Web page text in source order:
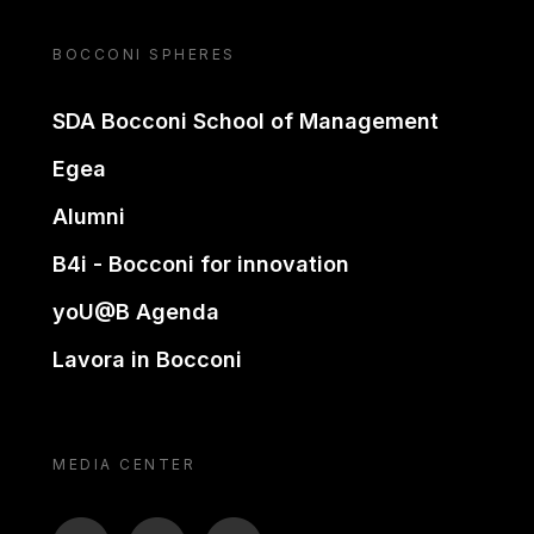
BOCCONI SPHERES
SDA Bocconi School of Management
Egea
Alumni
B4i - Bocconi for innovation
yoU@B Agenda
Lavora in Bocconi
MEDIA CENTER